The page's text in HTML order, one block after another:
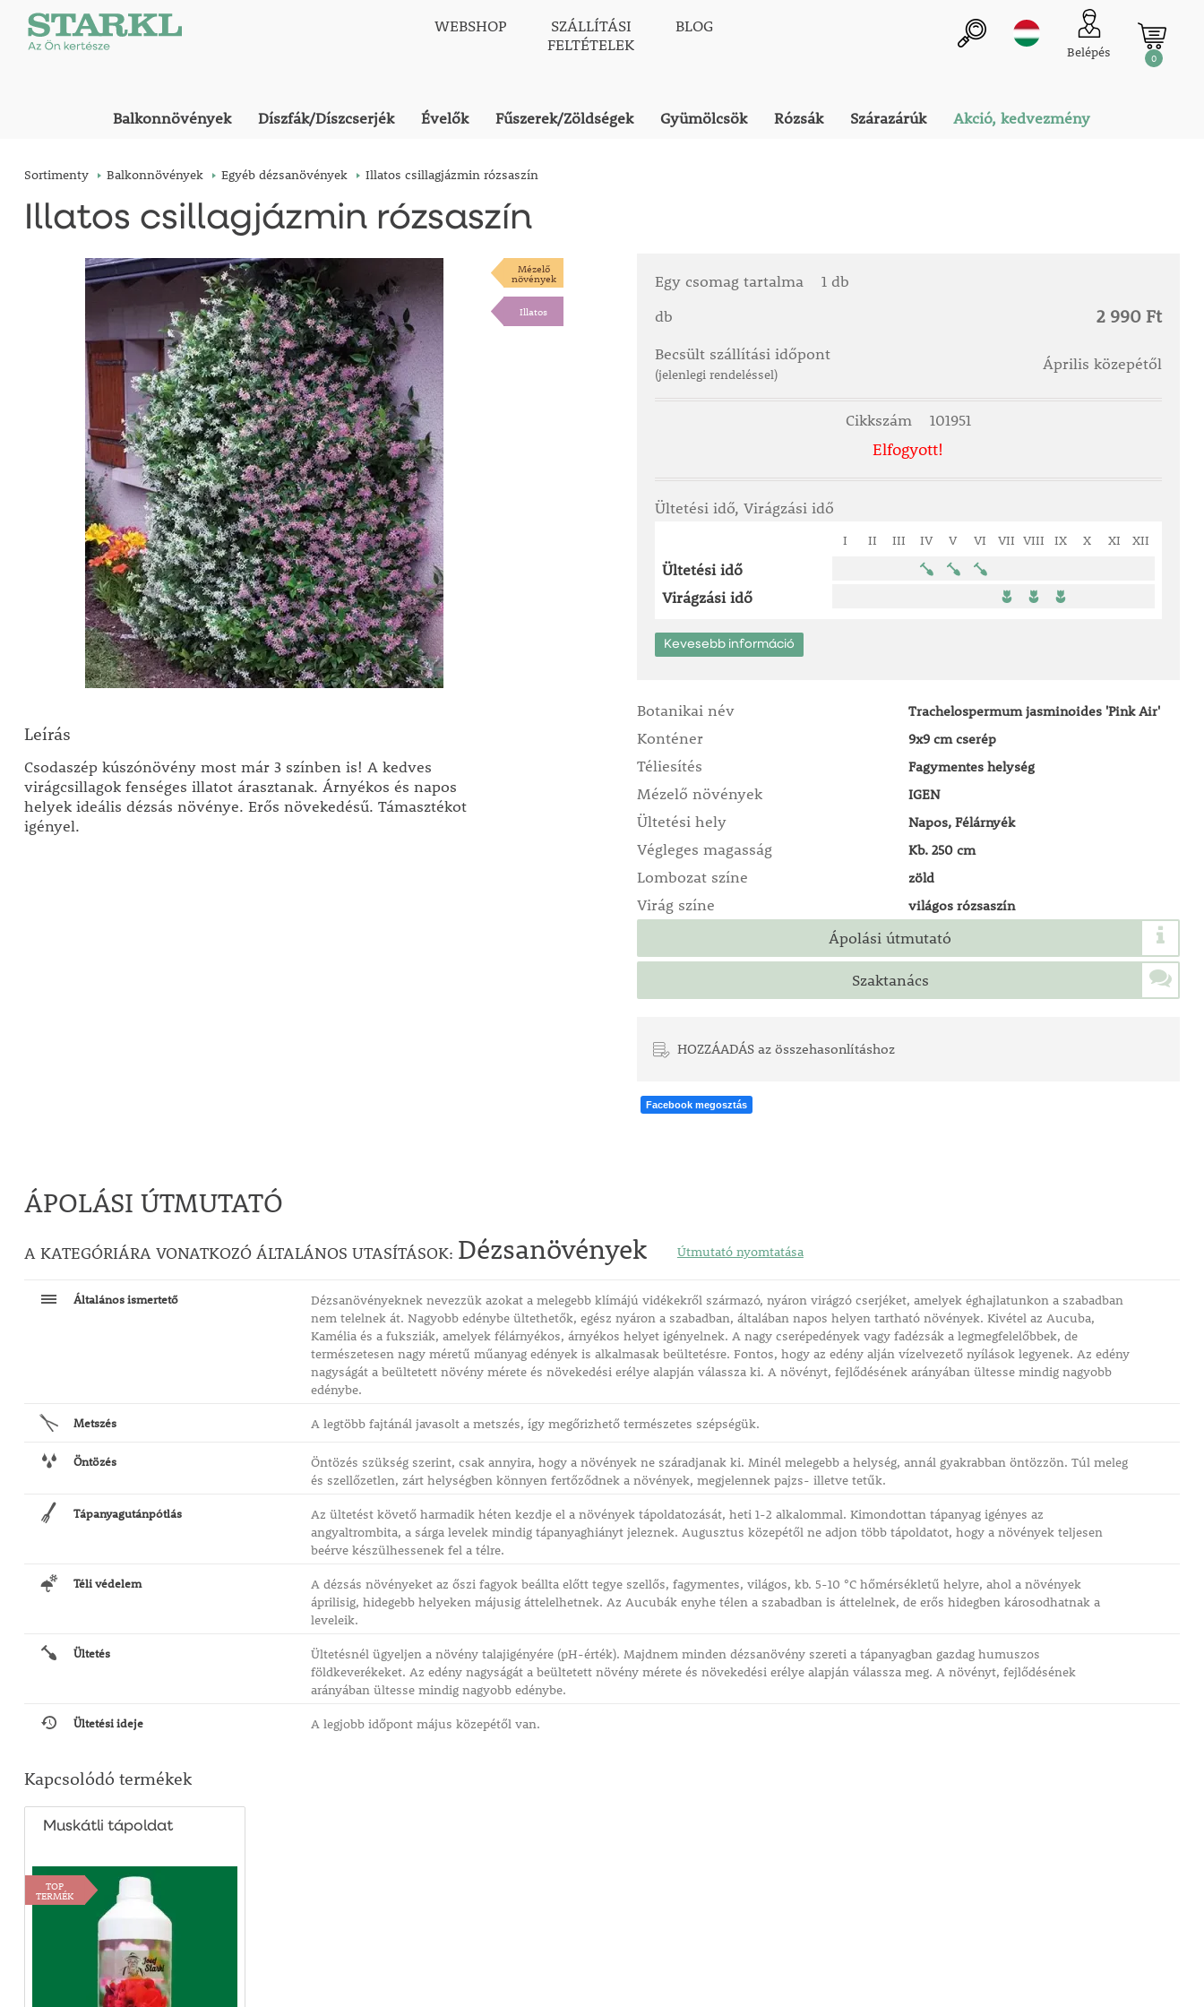
WEBSHOP
SZÁLLÍTÁSI
FELTÉTELEK
BLOG
Belépés 0
Balkonnövények Díszfák/Díszcserjék Évelők Fűszerek/Zöldségek Gyümölcsök Rózsák Szárazárúk Akció, kedvezmény
Sortimenty Balkonnövények Egyéb dézsanövények Illatos csillagjázmin rózsaszín
Illatos csillagjázmin rózsaszín
Mézelő
növények
Illatos
Leírás
Csodaszép kúszónövény most már 3 színben is! A kedves
virágcsillagok fenséges illatot árasztanak. Árnyékos és napos
helyek ideális dézsás növénye. Erős növekedésű. Támasztékot
igényel.
Egy csomag tartalma
1 db
db
2 990 Ft
Becsült szállítási időpont
(jelenlegi rendeléssel)
Április közepétől
Cikkszám 101951
Elfogyott!
Ültetési idő, Virágzási idő
I II III IV V VI VII VIII IX X XI XII
Ültetési idő
Virágzási idő
Kevesebb információ
Botanikai név Trachelospermum jasminoides 'Pink Air'
Konténer 9x9 cm cserép
Téliesítés Fagymentes helység
Mézelő növények IGEN
Ültetési hely Napos, Félárnyék
Végleges magasság Kb. 250 cm
Lombozat színe zöld
Virág színe világos rózsaszín
Ápolási útmutató
Szaktanács
HOZZÁADÁS az összehasonlításhoz
Facebook megosztás
ÁPOLÁSI ÚTMUTATÓ
A KATEGÓRIÁRA VONATKOZÓ ÁLTALÁNOS UTASÍTÁSOK: Dézsanövények Útmutató nyomtatása
Általános ismertető
Dézsanövényeknek nevezzük azokat a melegebb klímájú vidékekről származó, nyáron virágzó cserjéket, amelyek éghajlatunkon a szabadban
nem telelnek át. Nagyobb edénybe ültethetők, egész nyáron a szabadban, általában napos helyen tartható növények. Kivétel az Aucuba,
Kamélia és a fuksziák, amelyek félárnyékos, árnyékos helyet igényelnek. A nagy cserépedények vagy fadézsák a legmegfelelőbbek, de
természetesen nagy méretű műanyag edények is alkalmasak beültetésre. Fontos, hogy az edény alján vízelvezető nyílások legyenek. Az edény
nagyságát a beültetett növény mérete és növekedési erélye alapján válassza ki. A növényt, fejlődésének arányában ültesse mindig nagyobb
edénybe.
Metszés A legtöbb fajtánál javasolt a metszés, így megőrizhető természetes szépségük.
Öntözés
Öntözés szükség szerint, csak annyira, hogy a növények ne száradjanak ki. Minél melegebb a helység, annál gyakrabban öntözzön. Túl meleg
és szellőzetlen, zárt helységben könnyen fertőződnek a növények, megjelennek pajzs- illetve tetűk.
Tápanyagutánpótlás
Az ültetést követő harmadik héten kezdje el a növények tápoldatozását, heti 1-2 alkalommal. Kimondottan tápanyag igényes az
angyaltrombita, a sárga levelek mindig tápanyaghiányt jeleznek. Augusztus közepétől ne adjon több tápoldatot, hogy a növények teljesen
beérve készülhessenek fel a télre.
Téli védelem
A dézsás növényeket az őszi fagyok beállta előtt tegye szellős, fagymentes, világos, kb. 5-10 °C hőmérsékletű helyre, ahol a növények
áprilisig, hidegebb helyeken májusig áttelelhetnek. Az Aucubák enyhe télen a szabadban is áttelelnek, de erős hidegben károsodhatnak a
leveleik.
Ültetés
Ültetésnél ügyeljen a növény talajigényére (pH-érték). Majdnem minden dézsanövény szereti a tápanyagban gazdag humuszos
földkeverékeket. Az edény nagyságát a beültetett növény mérete és növekedési erélye alapján válassza meg. A növényt, fejlődésének
arányában ültesse mindig nagyobb edénybe.
Ültetési ideje A legjobb időpont május közepétől van.
Kapcsolódó termékek
Muskátli tápoldat
TOP
TERMÉK